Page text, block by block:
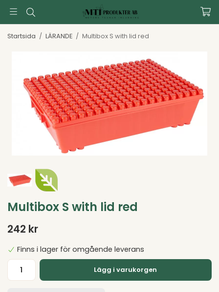
Startsida / LÄRANDE / Multibox S with lid red
Multibox S with lid red
242 kr
Finns i lager för omgående leverans
Lägg i varukorgen